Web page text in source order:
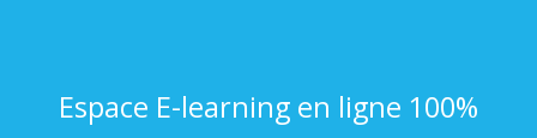
Espace E-learning en ligne 100%